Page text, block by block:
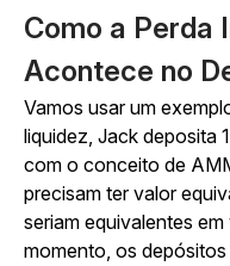
Como a Perda
Acontece no
Vamos usar um
liquidez, Jack deposita
com o conceito de
precisam ter valor
seriam equivalentes
momento, os